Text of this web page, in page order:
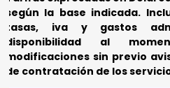
la base indicada.
iva y gastos
al
sin previo
contratación de los